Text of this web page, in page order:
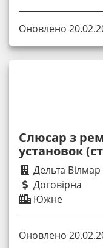
Оновлено
Слюсар з
установок
Дельта Вілмар
Договірна
Южне
Оновлено